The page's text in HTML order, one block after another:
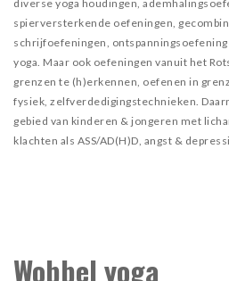
diverse yoga houdingen,
spierversterkende oefeningen,
schrijfoefeningen,
yoga. Maar ook oefeningen vanuit het
grenzen te (h)erkennen, oefenen in
fysiek, zelfverdedigingstechnieken.
gebied van kinderen & jongeren met
klachten als ASS/AD(H)D, angst &
Wobbel yoga